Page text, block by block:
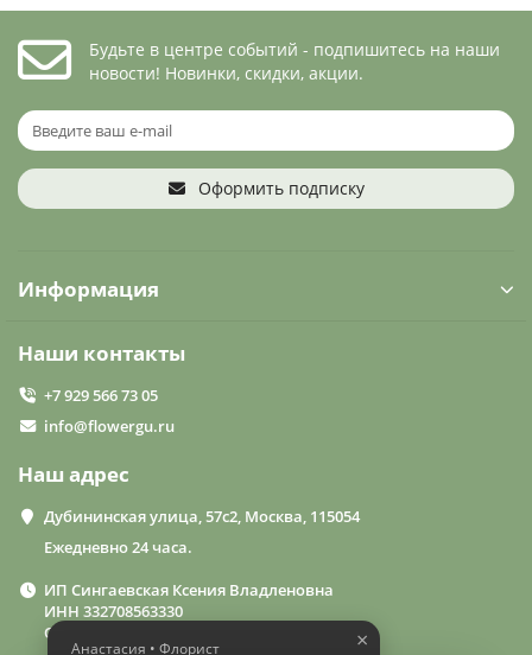
Будьте в центре событий - подпишитесь на наши
новости! Новинки, скидки, акции.
Оформить подписку
Информация
Наши контакты
+7 929 566 73 05
info@flowergu.ru
Наш адрес
Дубининская улица, 57с2, Москва, 115054
Ежедневно 24 часа.
ИП Сингаевская Ксения Владленовна
ИНН 332708563330
ОГРН 310332714600015
×
Анастасия • Флорист